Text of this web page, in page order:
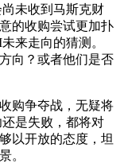
未收到马斯克财
的收购尝试更加扑
来走向的猜测。
向？或者他们是否
购争夺战，无疑将
是失败，都将对
以开放的态度，坦
。